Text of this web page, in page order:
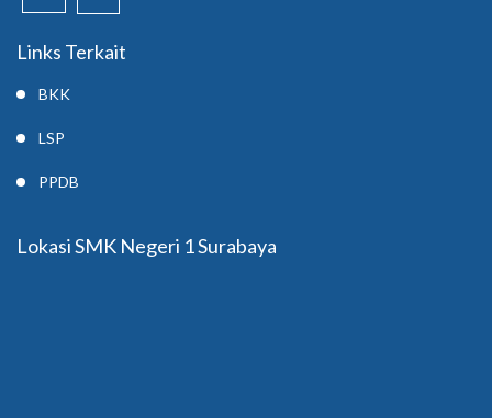
Links Terkait
BKK
LSP
PPDB
Lokasi SMK Negeri 1 Surabaya